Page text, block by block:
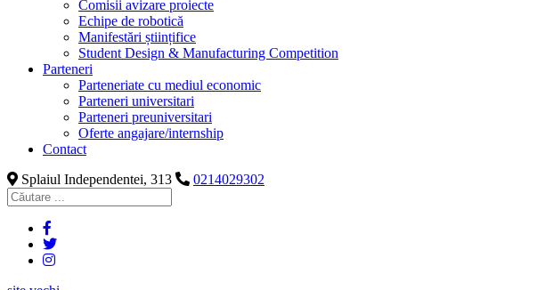
Comisii avizare proiecte
Echipe de robotică
Manifestări științifice
Student Design & Manufacturing Competition
Parteneri
Parteneriate cu mediul economic
Parteneri universitari
Parteneri preuniversitari
Oferte angajare/internship
Contact
Splaiul Independentei, 313
0214029302